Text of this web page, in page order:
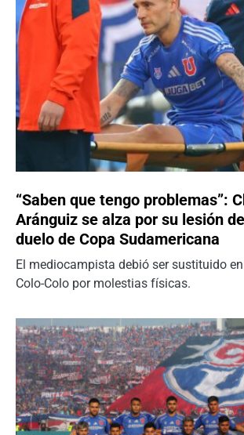
“Saben que tengo problemas”:
Aránguiz se alza por su lesión
duelo de Copa Sudamericana
El mediocampista debió ser sustituido
Colo-Colo por molestias físicas.